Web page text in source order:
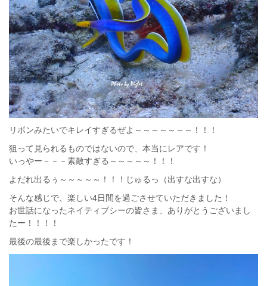
リボンみたいでキレイすぎるぜよ～～～～～～～！！！
狙って見られるものではないので、本当にレアです！
いっやー－－－素敵すぎる～～～～～！！！
よだれ出るぅ～～～～～！！！じゅるっ（出すな出すな）
そんな感じで、楽しい4日間を過ごさせていただきました！
お世話になったネイティブシーの皆さま、ありがとうございまし
たー！！！！
最後の最後まで楽しかったです！